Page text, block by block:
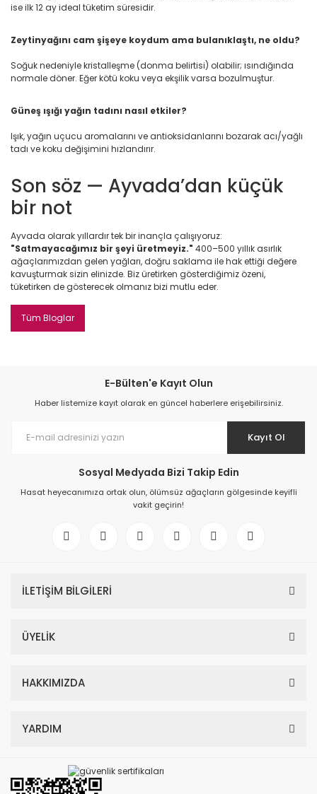
ise ilk 12 ay ideal tüketim süresidir.
Zeytinyağını cam şişeye koydum ama bulanıklaştı, ne oldu?
Soğuk nedeniyle kristalleşme (donma belirtisi) olabilir; ısındığında
normale döner. Eğer kötü koku veya ekşilik varsa bozulmuştur.
Güneş ışığı yağın tadını nasıl etkiler?
Işık, yağın uçucu aromalarını ve antioksidanlarını bozarak acı/yağlı
tadı ve koku değişimini hızlandırır.
Son söz — Ayvada’dan küçük
bir not
Ayvada olarak yıllardır tek bir inançla çalışıyoruz:
"Satmayacağımız bir şeyi üretmeyiz." 400–500 yıllık asırlık
ağaçlarımızdan gelen yağları, doğru saklama ile hak ettiği değere
kavuşturmak sizin elinizde. Biz üretirken gösterdiğimiz özeni,
tüketirken de gösterecek olmanız bizi mutlu eder.
Tüm Bloglar
E-Bülten'e Kayıt Olun
Haber listemize kayıt olarak en güncel haberlere erişebilirsiniz.
Kayıt Ol
Sosyal Medyada Bizi Takip Edin
Hasat heyecanımıza ortak olun, ölümsüz ağaçların gölgesinde keyifli
vakit geçirin!
İLETİŞİM BİLGİLERİ
ÜYELİK
HAKKIMIZDA
YARDIM